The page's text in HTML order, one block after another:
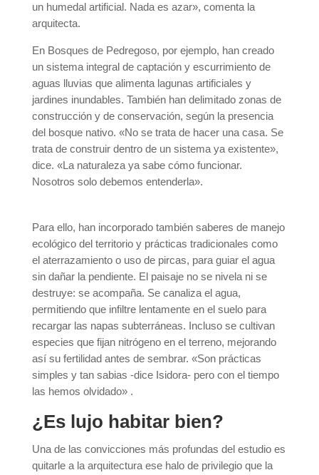
un humedal artificial. Nada es azar», comenta la
arquitecta.
En Bosques de Pedregoso, por ejemplo, han creado
un sistema integral de captación y escurrimiento de
aguas lluvias que alimenta lagunas artificiales y
jardines inundables. También han delimitado zonas de
construcción y de conservación, según la presencia
del bosque nativo. «No se trata de hacer una casa. Se
trata de construir dentro de un sistema ya existente»,
dice. «La naturaleza ya sabe cómo funcionar.
Nosotros solo debemos entenderla».
Para ello, han incorporado también saberes de manejo
ecológico del territorio y prácticas tradicionales como
el aterrazamiento o uso de pircas, para guiar el agua
sin dañar la pendiente. El paisaje no se nivela ni se
destruye: se acompaña. Se canaliza el agua,
permitiendo que infiltre lentamente en el suelo para
recargar las napas subterráneas. Incluso se cultivan
especies que fijan nitrógeno en el terreno, mejorando
así su fertilidad antes de sembrar. «Son prácticas
simples y tan sabias -dice Isidora- pero con el tiempo
las hemos olvidado» .
¿Es lujo habitar bien?
Una de las convicciones más profundas del estudio es
quitarle a la arquitectura ese halo de privilegio que la